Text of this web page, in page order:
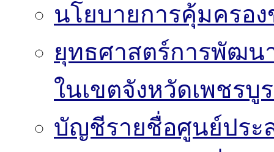
นโยบายการคุ้มครอ
ยุทธศาสตร์การพัฒน
ในเขตจังหวัดเพชรบู
บัญชีรายชื่อศูนย์ประ